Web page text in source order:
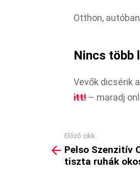
Otthon,
Nincs több
Vevők dicsérik
itt! – maradj
more
Előző cikk
Pelso Szenzitív
tiszta ruhák